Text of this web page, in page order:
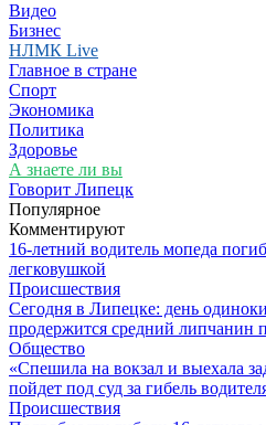
Видео
Бизнес
НЛМК Live
Главное в стране
Спорт
Экономика
Политика
Здоровье
А знаете ли вы
Говорит Липецк
Популярное
Комментируют
16-летний водитель мопеда
легковушкой
Происшествия
Сегодня в Липецке: день
продержится средний липчанин
Общество
«Спешила на вокзал и выехала
пойдет под суд за гибель
Происшествия